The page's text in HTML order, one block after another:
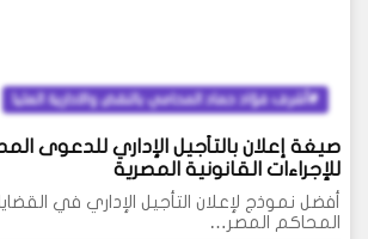
أشرف فؤاد حماد المحامي بالنقض والادارية العليا
صيغة إعلان بالتأجيل الإداري للدعوى
للإجراءات القانونية المصرية
أفضل نموذج لإعلان التأجيل الإداري في
المحاكم المصر…